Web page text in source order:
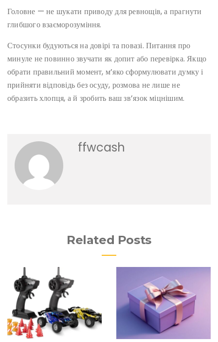
Головне — не шукати приводу для ревнощів, а прагнути
глибшого взаєморозуміння.
Стосунки будуються на довірі та повазі. Питання про
минуле не повинно звучати як допит або перевірка. Якщо
обрати правильний момент, м’яко сформулювати думку і
прийняти відповідь без осуду, розмова не лише не
образить хлопця, а й зробить ваш зв’язок міцнішим.
ffwcash
Related Posts